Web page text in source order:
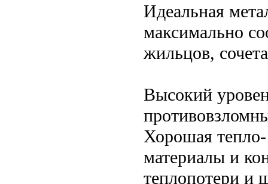
Идеальная
максимально
жильцов,
Высокий
Хорошая
материалы и
теплопотери и